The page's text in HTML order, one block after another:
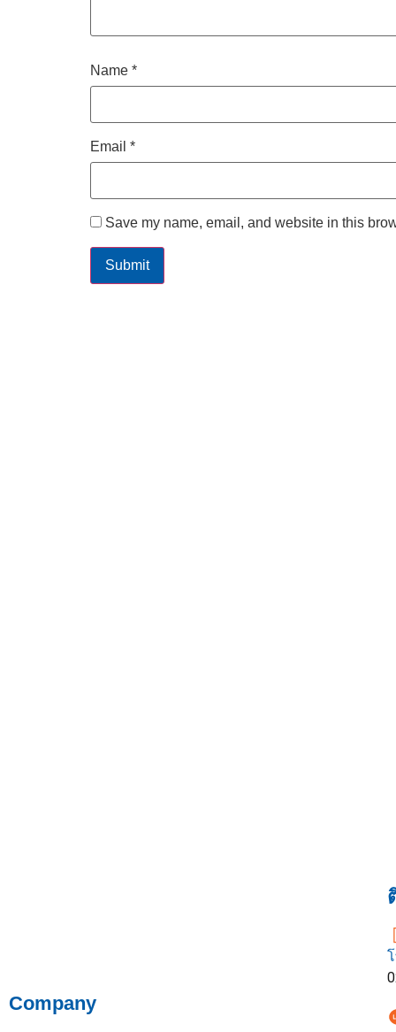
Name *
Email *
Save my name, email, and website in this
Company